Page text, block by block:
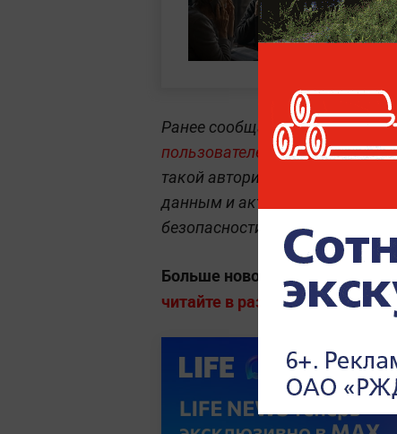
Ранее сообщалось, чтоодной
пользователей остаётся вход
такой авторизации сторонний
данным и активным сессиям.
безопасности и отключать
Больше новостей о
читайте в разделе